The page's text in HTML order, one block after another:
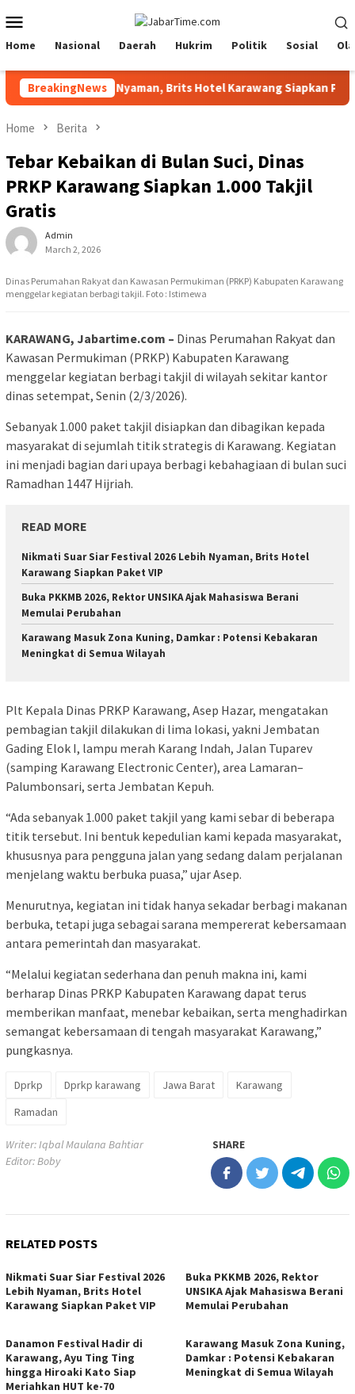
to
contentMenu
Home Nasional Daerah Hukrim Politik Sosial
BreakingNews
2026 Lebih Nyaman, Brits Hotel Karawang Siapkan Paket
Home Berita
Tebar Kebaikan di Bulan Suci, Dinas
PRKP Karawang Siapkan 1.000 Takjil
Gratis
Admin
March 2, 2026
Dinas Perumahan Rakyat dan Kawasan Permukiman (PRKP) Kabupaten Karawang
menggelar kegiatan berbagi takjil. Foto : Istimewa
KARAWANG, Jabartime.com – Dinas Perumahan Rakyat dan
Kawasan Permukiman (PRKP) Kabupaten Karawang
menggelar kegiatan berbagi takjil di wilayah sekitar kantor
dinas setempat, Senin (2/3/2026).
Sebanyak 1.000 paket takjil disiapkan dan dibagikan kepada
masyarakat di sejumlah titik strategis di Karawang. Kegiatan
ini menjadi bagian dari upaya berbagi kebahagiaan di bulan suci
Ramadhan 1447 Hijriah.
READ MORE
Nikmati Suar Siar Festival 2026 Lebih Nyaman, Brits Hotel
Karawang Siapkan Paket VIP
Buka PKKMB 2026, Rektor UNSIKA Ajak Mahasiswa Berani
Memulai Perubahan
Karawang Masuk Zona Kuning, Damkar : Potensi Kebakaran
Meningkat di Semua Wilayah
Plt Kepala Dinas PRKP Karawang, Asep Hazar, mengatakan
pembagian takjil dilakukan di lima lokasi, yakni Jembatan
Gading Elok I, lampu merah Karang Indah, Jalan Tuparev
(samping Karawang Electronic Center), area Lamaran–
Palumbonsari, serta Jembatan Kepuh.
“Ada sebanyak 1.000 paket takjil yang kami sebar di beberapa
titik tersebut. Ini bentuk kepedulian kami kepada masyarakat,
khususnya para pengguna jalan yang sedang dalam perjalanan
menjelang waktu berbuka puasa,” ujar Asep.
Menurutnya, kegiatan ini tidak hanya sekadar berbagi makanan
berbuka, tetapi juga sebagai sarana mempererat kebersamaan
antara pemerintah dan masyarakat.
“Melalui kegiatan sederhana dan penuh makna ini, kami
berharap Dinas PRKP Kabupaten Karawang dapat terus
memberikan manfaat, menebar kebaikan, serta menghadirkan
semangat kebersamaan di tengah masyarakat Karawang,”
pungkasnya.
Dprkp Dprkp karawang Jawa Barat
Karawang
Ramadan
Writer: Iqbal Maulana Bahtiar
Editor: Boby
SHARE
RELATED POSTS
Nikmati Suar Siar Festival 2026
Lebih Nyaman, Brits Hotel
Karawang Siapkan Paket VIP
Buka PKKMB 2026, Rektor
UNSIKA Ajak Mahasiswa Berani
Memulai Perubahan
Danamon Festival Hadir di
Karawang, Ayu Ting Ting
hingga Hiroaki Kato Siap
Meriahkan HUT ke-70
Karawang Masuk Zona Kuning,
Damkar : Potensi Kebakaran
Meningkat di Semua Wilayah